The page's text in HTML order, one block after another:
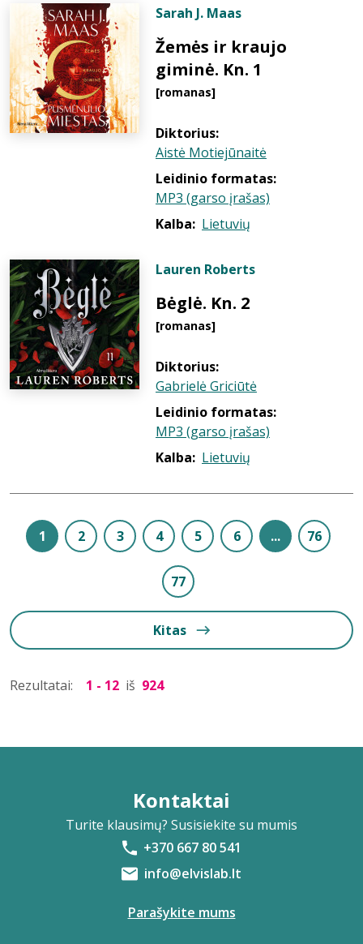
Sarah J. Maas
Žemės ir kraujo
giminė. Kn. 1
[romanas]
Diktorius:
Aistė Motiejūnaitė
Leidinio formatas:
MP3 (garso įrašas)
Kalba: Lietuvių
Lauren Roberts
Bėglė. Kn. 2
[romanas]
Diktorius:
Gabrielė Griciūtė
Leidinio formatas:
MP3 (garso įrašas)
Kalba: Lietuvių
1 2 3 4 5 6 ... 76
77
Kitas
Rezultatai: 1 - 12 iš 924
Kontaktai
Turite klausimų? Susisiekite su mumis
+370 667 80 541
info@elvislab.lt
Parašykite mums